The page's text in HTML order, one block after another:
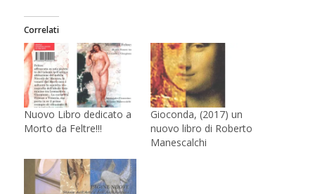
Correlati
Nuovo Libro dedicato a
Morto da Feltre!!!
Gioconda, (2017) un
nuovo libro di Roberto
Manescalchi